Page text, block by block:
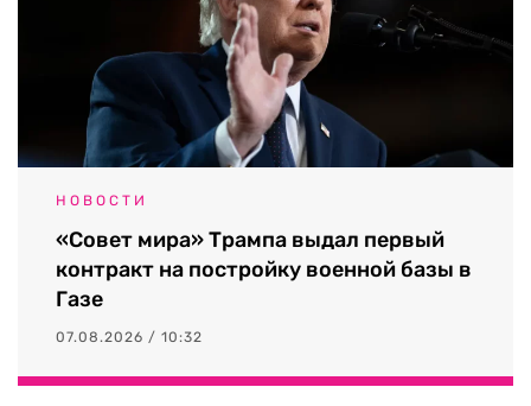
НОВОСТИ
«Совет мира» Трампа выдал первый
контракт на постройку военной базы в
Газе
07.08.2026 / 10:32